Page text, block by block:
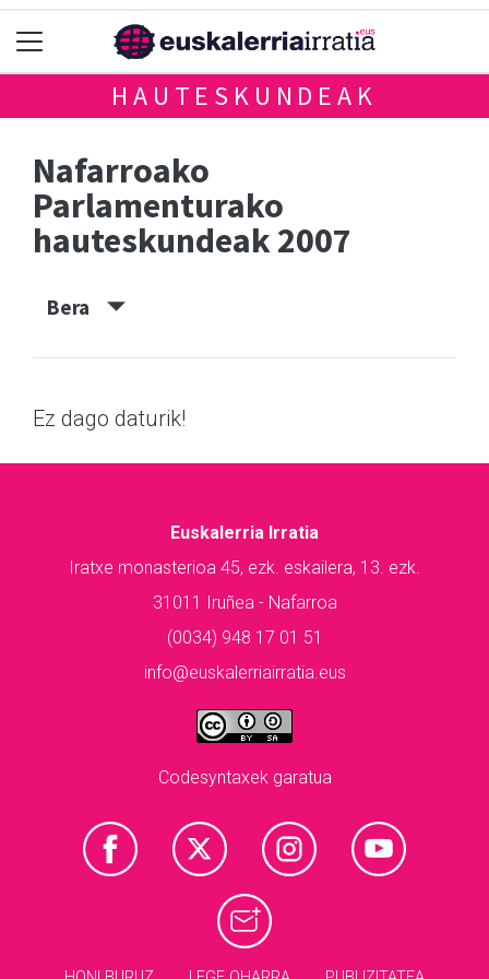
HAUTESKUNDEAK
Nafarroako
Parlamenturako
hauteskundeak 2007
Bera
Ez dago daturik!
Euskalerria Irratia
Iratxe monasterioa 45, ezk. eskailera, 13. ezk.
31011 Iruñea - Nafarroa
(0034) 948 17 01 51
info@euskalerriairratia.eus
Codesyntaxek garatua